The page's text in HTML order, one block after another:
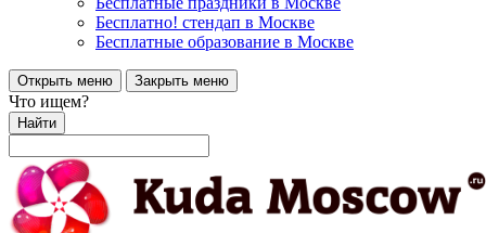
Бесплатно! стендап в Москве
Бесплатные образование в Москве
Открыть меню Закрыть меню
Что ищем?
Найти